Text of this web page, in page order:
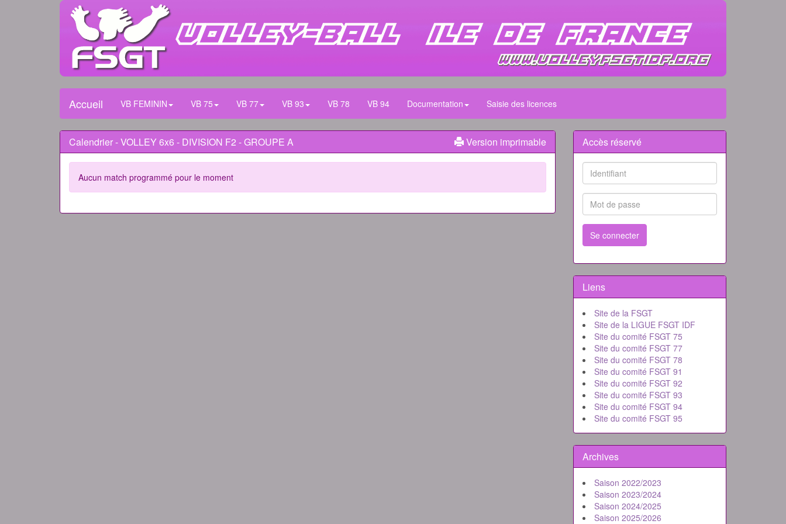
Accueil VB FEMININ VB 75 VB 77 VB 93 VB 78 VB 94 Documentation Saisie des licences
Calendrier - VOLLEY 6x6 - DIVISION F2 - GROUPE A Version imprimable
Aucun match programmé pour le moment
Accès réservé
Se connecter
Liens
Site de la FSGT
Site de la LIGUE FSGT IDF
Site du comité FSGT 75
Site du comité FSGT 77
Site du comité FSGT 78
Site du comité FSGT 91
Site du comité FSGT 92
Site du comité FSGT 93
Site du comité FSGT 94
Site du comité FSGT 95
Archives
Saison 2022/2023
Saison 2023/2024
Saison 2024/2025
Saison 2025/2026